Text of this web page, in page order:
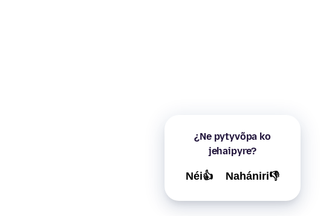
¿Ne pytyvõpa ko
jehaipyre?
Néi👍 Nahániri👎